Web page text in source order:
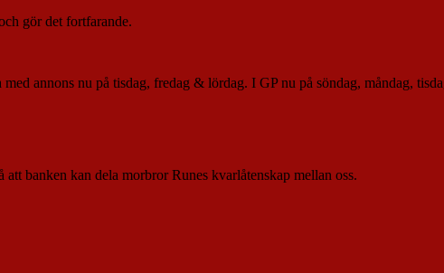
gör det fortfarande.
annons nu på tisdag, fredag & lördag. I GP nu på söndag, måndag,
banken kan dela morbror Runes kvarlåtenskap mellan oss.